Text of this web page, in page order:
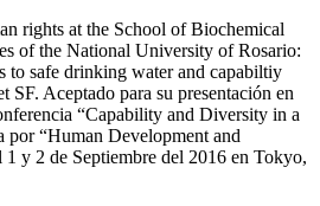
rights at the School of Biochemical
of the National University of Rosario:
to safe drinking water and capabiltiy
SF. Aceptado para su presentación en
“Capability and Diversity in a
por “Human Development and
y 2 de Septiembre del 2016 en Tokyo,